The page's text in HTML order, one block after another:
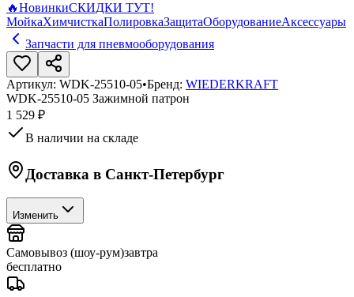
🔥НовинкиСКИДКИ ТУТ!
МойкаХимчисткаПолировкаЗащитаОборудованиеАксессуары
Запчасти для пневмооборудования
Артикул: WDK-25510-05•Бренд: WIEDERKRAFT
WDK-25510-05 Зажимной патрон
1 529 ₽
В наличии на складе
Доставка в Санкт-Петербург
Изменить
Самовывоз (шоу-рум)завтра
бесплатно